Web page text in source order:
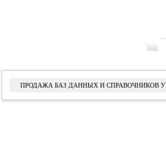
ПРОДАЖА БАЗ ДАННЫХ И СПРАВОЧНИКОВ